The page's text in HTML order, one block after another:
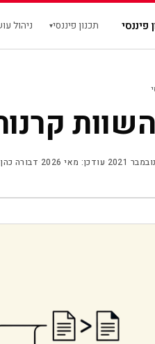
פיננסי תכנון פיננסי▾ ניהול
·עודכן: מאי 2026 ·דבורה כהן